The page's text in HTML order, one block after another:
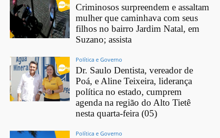
Criminosos surpreendem e assaltam
mulher que caminhava com seus
filhos no bairro Jardim Natal, em
Suzano; assista
Política e Governo
Dr. Saulo Dentista, vereador de
Poá, e Aline Teixeira, liderança
política no estado, cumprem
agenda na região do Alto Tietê
nesta quarta-feira (05)
Política e Governo